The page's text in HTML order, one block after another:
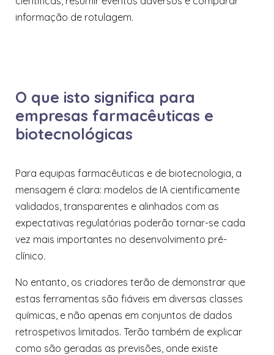
informação de rotulagem.
O que isto significa para
empresas farmacêuticas e
biotecnológicas
Para equipas farmacêuticas e de biotecnologia, a
mensagem é clara: modelos de IA cientificamente
validados, transparentes e alinhados com as
expectativas regulatórias poderão tornar-se cada
vez mais importantes no desenvolvimento pré-
clínico.
No entanto, os criadores terão de demonstrar que
estas ferramentas são fiáveis em diversas classes
químicas, e não apenas em conjuntos de dados
retrospetivos limitados. Terão também de explicar
como são geradas as previsões, onde existe